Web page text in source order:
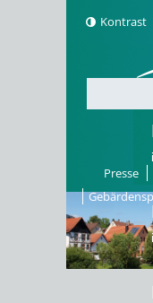
Kontrast
Presse